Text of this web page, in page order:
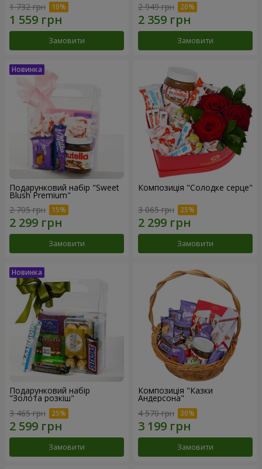
1 732 грн
Замовити
2 949 грн
Замовити
Подарунковий набір "Sweet
Blush Premium"
2 705 грн
Замовити
Композиція "Солодке серце"
3 065 грн
Замовити
Подарунковий набір
"Золота розкіш"
3 465 грн
Замовити
Композиція "Казки
Андерсона"
4 570 грн
Замовити